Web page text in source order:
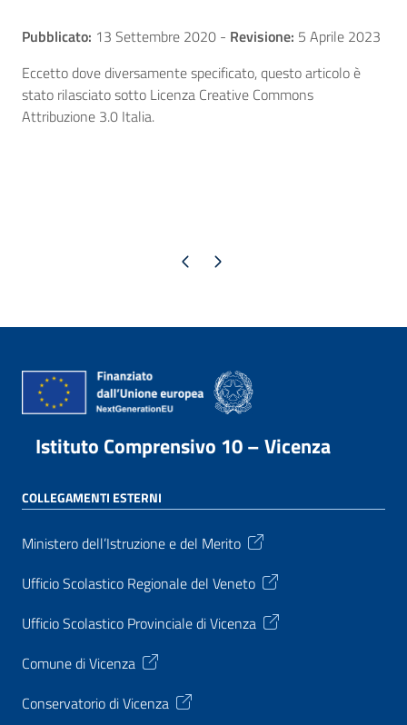
Pubblicato: 13 Settembre 2020 - Revisione: 5 Aprile 2023
Eccetto dove diversamente specificato, questo articolo è
stato rilasciato sotto Licenza Creative Commons
Attribuzione 3.0 Italia.
Pagina precedente
Pagina successiva
Istituto Comprensivo 10 – Vicenza
COLLEGAMENTI ESTERNI
Ministero dell’Istruzione e del Merito
Ufficio Scolastico Regionale del Veneto
Ufficio Scolastico Provinciale di Vicenza
Comune di Vicenza
Conservatorio di Vicenza